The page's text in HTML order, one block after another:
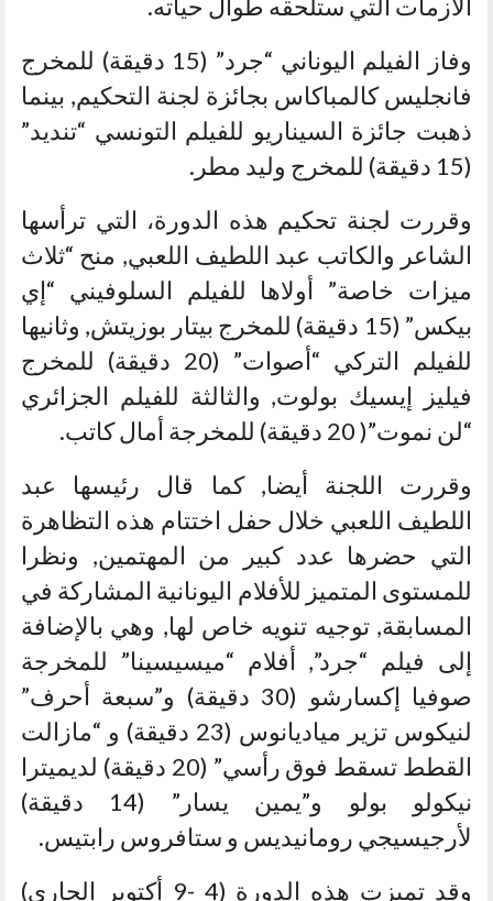
الأزمات التي ستلحقه طوال حياته.
وفاز الفيلم اليوناني “جرد” (15 دقيقة) للمخرج
فانجليس كالمباكاس بجائزة لجنة التحكيم, بينما
ذهبت جائزة السيناريو للفيلم التونسي “تنديد”
(15 دقيقة) للمخرج وليد مطر.
وقررت لجنة تحكيم هذه الدورة، التي ترأسها
الشاعر والكاتب عبد اللطيف اللعبي, منح “ثلاث
ميزات خاصة” أولاها للفيلم السلوفيني “إي
بيكس” (15 دقيقة) للمخرج بيتار بوزيتش, وثانيها
للفيلم التركي “أصوات” (20 دقيقة) للمخرج
فيليز إيسيك بولوت, والثالثة للفيلم الجزائري
“لن نموت”( 20 دقيقة) للمخرجة أمال كاتب.
وقررت اللجنة أيضا, كما قال رئيسها عبد
اللطيف اللعبي خلال حفل اختتام هذه التظاهرة
التي حضرها عدد كبير من المهتمين, ونظرا
للمستوى المتميز للأفلام اليونانية المشاركة في
المسابقة, توجيه تنويه خاص لها, وهي بالإضافة
إلى فيلم “جرد”, أفلام “ميسيسينا” للمخرجة
صوفيا إكسارشو (30 دقيقة) و”سبعة أحرف”
لنيكوس تزير مياديانوس (23 دقيقة) و “مازالت
القطط تسقط فوق رأسي” (20 دقيقة) لديميترا
نيكولو بولو و”يمين يسار” (14 دقيقة)
لأرجيسيجي رومانيديس و ستافروس رابتيس.
وقد تميزت هذه الدورة (4 -9 أكتوبر الجاري)